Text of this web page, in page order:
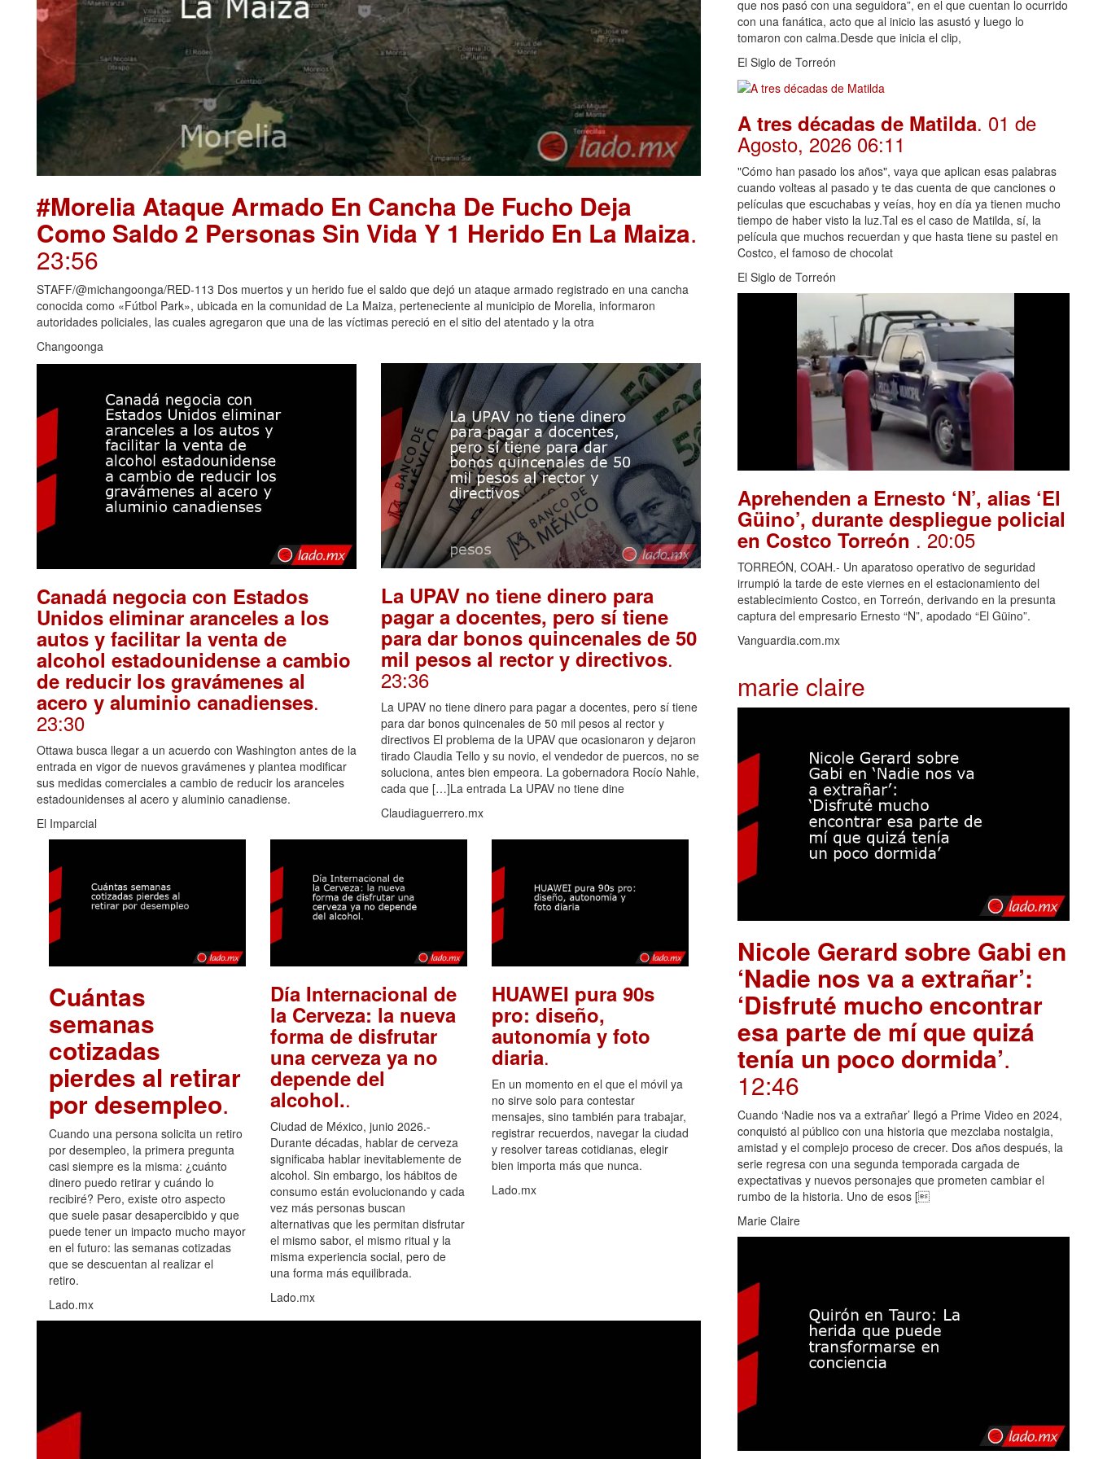
#Morelia Ataque Armado En Cancha De Fucho Deja
Como Saldo 2 Personas Sin Vida Y 1 Herido En La Maiza.
23:56
STAFF/@michangoonga/RED-113 Dos muertos y un herido fue el saldo que dejó un ataque armado registrado en una cancha
conocida como «Fútbol Park», ubicada en la comunidad de La Maiza, perteneciente al municipio de Morelia, informaron
autoridades policiales, las cuales agregaron que una de las víctimas pereció en el sitio del atentado y la otra
Changoonga
Canadá negocia con Estados
Unidos eliminar aranceles a los
autos y facilitar la venta de
alcohol estadounidense a cambio
de reducir los gravámenes al
acero y aluminio canadienses.
23:30
Ottawa busca llegar a un acuerdo con Washington antes de la
entrada en vigor de nuevos gravámenes y plantea modificar
sus medidas comerciales a cambio de reducir los aranceles
estadounidenses al acero y aluminio canadiense.
El Imparcial
La UPAV no tiene dinero para
pagar a docentes, pero sí tiene
para dar bonos quincenales de 50
mil pesos al rector y directivos.
23:36
La UPAV no tiene dinero para pagar a docentes, pero sí tiene
para dar bonos quincenales de 50 mil pesos al rector y
directivos El problema de la UPAV que ocasionaron y dejaron
tirado Claudia Tello y su novio, el vendedor de puercos, no se
soluciona, antes bien empeora. La gobernadora Rocío Nahle,
cada que […]La entrada La UPAV no tiene dine
Claudiaguerrero.mx
Cuántas
semanas
cotizadas
pierdes al retirar
por desempleo.
Cuando una persona solicita un retiro
por desempleo, la primera pregunta
casi siempre es la misma: ¿cuánto
dinero puedo retirar y cuándo lo
recibiré? Pero, existe otro aspecto
que suele pasar desapercibido y que
puede tener un impacto mucho mayor
en el futuro: las semanas cotizadas
que se descuentan al realizar el
retiro.
Lado.mx
Día Internacional de
la Cerveza: la nueva
forma de disfrutar
una cerveza ya no
depende del
alcohol..
Ciudad de México, junio 2026.-
Durante décadas, hablar de cerveza
significaba hablar inevitablemente de
alcohol. Sin embargo, los hábitos de
consumo están evolucionando y cada
vez más personas buscan
alternativas que les permitan disfrutar
el mismo sabor, el mismo ritual y la
misma experiencia social, pero de
una forma más equilibrada.
Lado.mx
HUAWEI pura 90s
pro: diseño,
autonomía y foto
diaria.
En un momento en el que el móvil ya
no sirve solo para contestar
mensajes, sino también para trabajar,
registrar recuerdos, navegar la ciudad
y resolver tareas cotidianas, elegir
bien importa más que nunca.
Lado.mx
que nos pasó con una seguidora”, en el que cuentan lo ocurrido
con una fanática, acto que al inicio las asustó y luego lo
tomaron con calma.Desde que inicia el clip,
El Siglo de Torreón
A tres décadas de Matilda. 01 de
Agosto, 2026 06:11
"Cómo han pasado los años", vaya que aplican esas palabras
cuando volteas al pasado y te das cuenta de que canciones o
películas que escuchabas y veías, hoy en día ya tienen mucho
tiempo de haber visto la luz.Tal es el caso de Matilda, sí, la
película que muchos recuerdan y que hasta tiene su pastel en
Costco, el famoso de chocolat
El Siglo de Torreón
Aprehenden a Ernesto ‘N’, alias ‘El
Güino’, durante despliegue policial
en Costco Torreón . 20:05
TORREÓN, COAH.- Un aparatoso operativo de seguridad
irrumpió la tarde de este viernes en el estacionamiento del
establecimiento Costco, en Torreón, derivando en la presunta
captura del empresario Ernesto “N”, apodado “El Güino”.
Vanguardia.com.mx
marie claire
Nicole Gerard sobre Gabi en
‘Nadie nos va a extrañar’:
‘Disfruté mucho encontrar
esa parte de mí que quizá
tenía un poco dormida’.
12:46
Cuando ‘Nadie nos va a extrañar’ llegó a Prime Video en 2024,
conquistó al público con una historia que mezclaba nostalgia,
amistad y el complejo proceso de crecer. Dos años después, la
serie regresa con una segunda temporada cargada de
expectativas y nuevos personajes que prometen cambiar el
rumbo de la historia. Uno de esos [
Marie Claire